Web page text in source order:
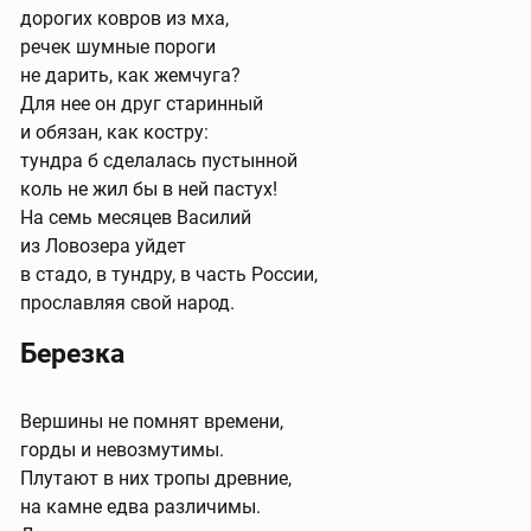
дорогих ковров из мха,
речек шумные пороги
не дарить, как жемчуга?
Для нее он друг старинный
и обязан, как костру:
тундра б сделалась пустынной
коль не жил бы в ней пастух!
На семь месяцев Василий
из Ловозера уйдет
в стадо, в тундру, в часть России,
прославляя свой народ.
Березка
Вершины не помнят времени,
горды и невозмутимы.
Плутают в них тропы древние,
на камне едва различимы.